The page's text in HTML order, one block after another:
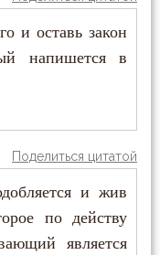
и оставь закон
напишется в
Поделиться цитатой
и жив
по действу
является